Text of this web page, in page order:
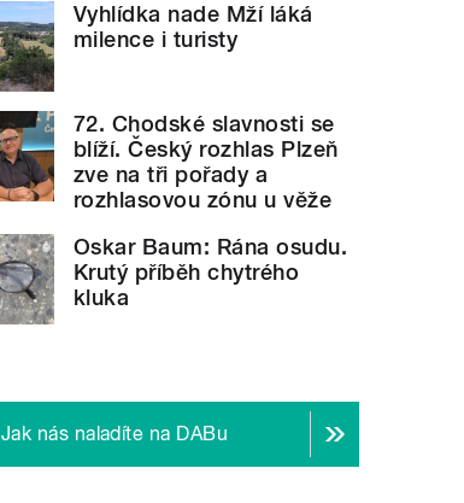
Vyhlídka nade Mží láká
milence i turisty
72. Chodské slavnosti se
blíží. Český rozhlas Plzeň
zve na tři pořady a
rozhlasovou zónu u věže
Oskar Baum: Rána osudu.
Krutý příběh chytrého
kluka
Jak nás naladíte na DABu